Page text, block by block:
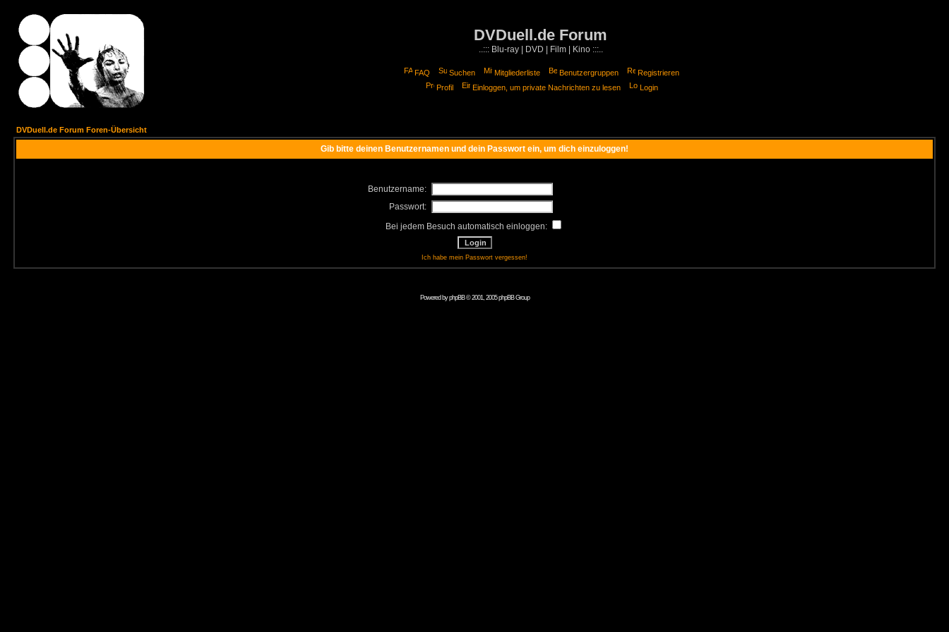
DVDuell.de Forum
..::: Blu-ray | DVD | Film | Kino :::..
FAQ Suchen Mitgliederliste Benutzergruppen
Registrieren
Profil
Einloggen, um private Nachrichten zu lesen Login
DVDuell.de Forum Foren-Übersicht
Gib bitte deinen Benutzernamen und dein Passwort ein, um dich einzuloggen!
Benutzername:
Passwort:
Bei jedem Besuch automatisch einloggen:
Ich habe mein Passwort vergessen!
Powered byphpBB© 2001, 2005 phpBB Group